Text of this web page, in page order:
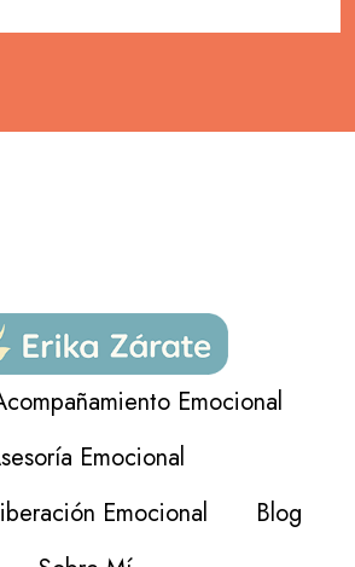
Emocional
Emocional
Emocional
Blog